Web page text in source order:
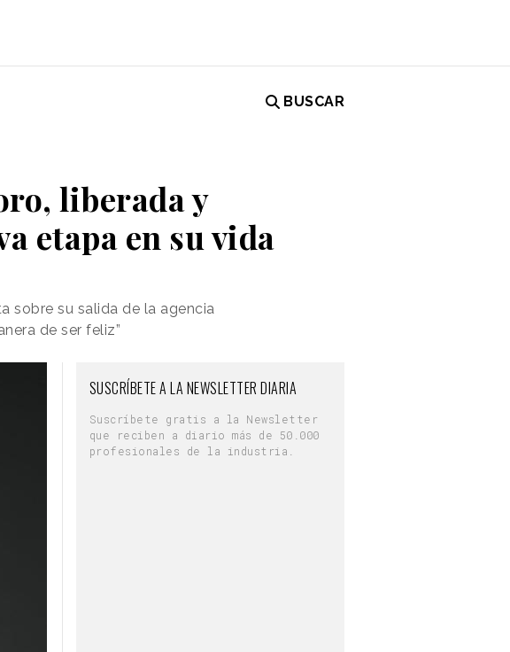
BUSCAR
liberada y
etapa en su vida
sobre su salida de la agencia
de ser feliz”
SUSCRÍBETE A LA NEWSLETTER DIARIA
Suscríbete gratis a la Newsletter
que reciben a diario más de 50.000
profesionales de la industria.